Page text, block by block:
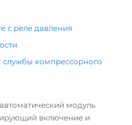
с реле давления
службы компрессорного
модуль
включение и